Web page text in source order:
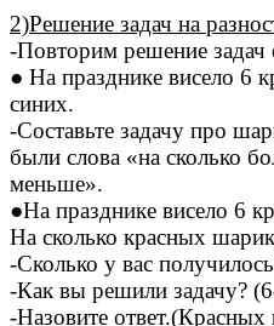
2)Решение задач на
-Повторим решение
● На празднике висело 6
синих.
-Составьте задачу про
были слова «на сколько
меньше».
●На празднике висело 6
На сколько красных
-Сколько у вас
-Как вы решили задачу?
-Назовите